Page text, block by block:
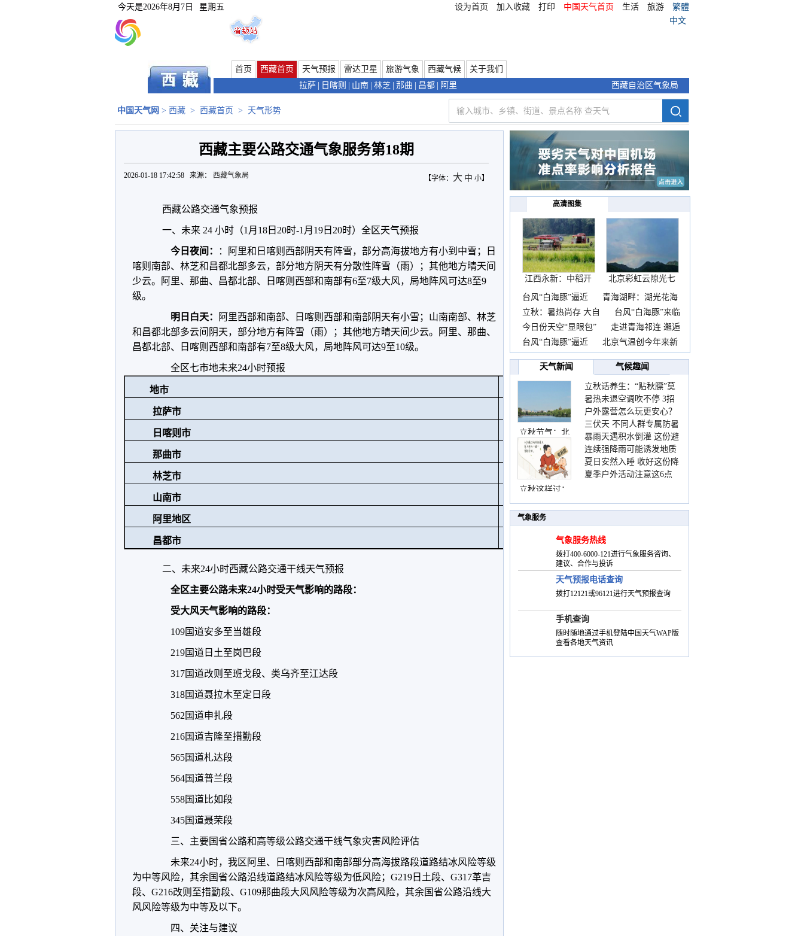
今天是2026年8月7日 星期五 设为首页 加入收藏 打印 中国天气首页 生活 旅游
繁體
中文
首页 西藏首页 天气预报 雷达卫星 旅游气象 西藏气候
关于我们
拉萨
日喀则 山南 林芝 那曲 昌都 阿里 西藏自治区气象局
中国天气网 > 西藏 > 西藏首页 > 天气形势
西藏主要公路交通气象服务第18期
【字体： 大 中 小】
2026-01-18 17:42:58 来源： 西藏气象局
西藏公路交通气象预报
一、未来 24 小时（1月18日20时-1月19日20时）全区天气预报
今日夜间：
：阿里和日喀则西部阴天有阵雪，部分高海拔地方有小到中雪；日
喀则南部、林芝和昌都北部多云，部分地方阴天有分散性阵雪（雨）；其他地方晴天间
少云。阿里、那曲、昌都北部、日喀则西部和南部有6至7级大风，局地阵风可达8至9
级。
明日白天：
阿里西部和南部、日喀则西部和南部阴天有小雪；山南南部、林芝
和昌都北部多云间阴天，部分地方有阵雪（雨）；其他地方晴天间少云。阿里、那曲、
昌都北部、日喀则西部和南部有7至8级大风，局地阵风可达9至10级。
全区七市地未来24小时预报
地市
拉萨市 城关区
日喀则市 桑珠孜区
那曲市 色尼区
林芝市 巴宜区
山南市
阿里地区 噶尔县
昌都市
二、未来24小时西藏公路交通干线天气预报
全区主要公路未来24小时受天气影响的路段：
受大风天气影响的路段：
109国道安多至当雄段
219国道日土至岗巴段
317国道改则至班戈段、类乌齐至江达段
318国道聂拉木至定日段
562国道申扎段
216国道吉隆至措勤段
565国道札达段
564国道普兰段
558国道比如段
345国道聂荣段
三、主要国省公路和高等级公路交通干线气象灾害风险评估
未来24小时，我区阿里、日喀则西部和南部部分高海拔路段道路结冰风险等级
为中等风险，其余国省公路沿线道路结冰风险等级为低风险；G219日土段、G317革吉
段、G216改则至措勤段、G109那曲段大风风险等级为次高风险，其余国省公路沿线大
风风险等级为中等及以下。
四、关注与建议
高清图集
江西永新：中稻开
镰抢
北京彩虹云隙光七
彩云
台风“白海豚”逼近
青海湖畔：湖光花海
长
立秋：暑热尚存 大自
台风“白海豚”来临
前
今日份天空“显眼包”
走进青海祁连 邂逅
一
台风“白海豚”逼近
北京气温创今年来新
高
天气新闻
气候趣闻
立秋节气：北
立秋这样过：
立秋话养生：“贴秋膘”莫
着急 先清暑再防燥
暑热未退空调吹不停 3招
护住肩颈不酸痛
户外露营怎么玩更安心？
这份攻略请收好
三伏天 不同人群专属防暑
要点请收好
暴雨天遇积水倒灌 这份避
险提示请收好
连续强降雨可能诱发地质
灾害 这些前兆要知道
夏日安然入睡 收好这份降
温小贴士
夏季户外活动注意这6点
气象服务
气象服务热线
拨打400-6000-121进行气象服务咨询、
建议、合作与投诉
天气预报电话查询
拨打12121或96121进行天气预报查询
手机查询
随时随地通过手机登陆中国天气WAP版
查看各地天气资讯